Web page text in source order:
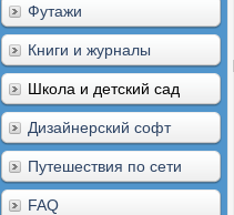
Футажи
Книги и журналы
Школа и детский сад
Дизайнерский софт
Путешествия по сети
FAQ